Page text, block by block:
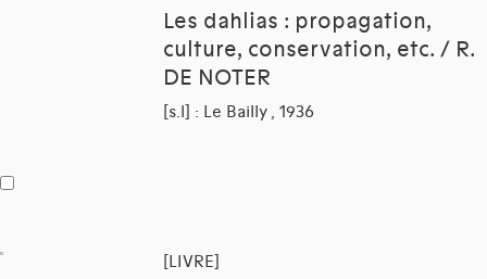
Les dahlias : propagation,
culture, conservation, etc. / R.
DE NOTER
[s.l] : Le Bailly , 1936
[LIVRE]